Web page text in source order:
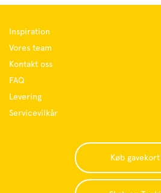
Inspiration
Vores team
Kontakt oss
FAQ
Levering
Servicevilkår
Køb gavekort